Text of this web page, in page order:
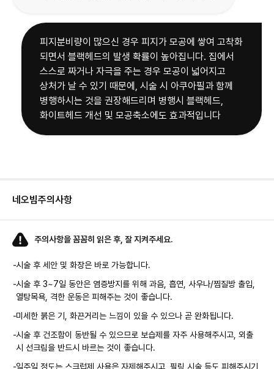
피지분비량이 많으신 경우 피지가 모공에 쌓여 고착화
되면서 블랙헤드의 발생 확률이 높아집니다. 집에서
스스로 짜거나 자극을 주는 경우 모공이 넓어지고
상처가 날 수 있기 때문에, 시술 시 아쿠아필과 함께
병행하시는 것을 권장해드리며 병행시 블랙헤드,
화이트헤드 개선 및 모공축소에도 효과적입니다
네오빔주의사항
주의사항을 꼼꼼히 읽은 후, 잘 지켜주세요.
-시술 후 세안 및 화장은 바로 가능합니다.
-시술 후 3~7일 동안은 염증방지를 위해 과음, 흡연, 사우나/찜질방 출입,
열탕목욕, 격한 운동은 피해주는 것이 좋습니다.
-미세한 붉은 기, 화끈거리는 느낌이 있을 수 있으나 곧 완화됩니다.
-시술 후 건조함이 동반될 수 있으므로 보습제를 자주 사용해주시고, 외출
시 선크림을 반드시 바르는 것이 좋습니다.
-일주일 정도는 스크럽제 사용은 자제해주시고, 필링 시술 등도 피해주시기